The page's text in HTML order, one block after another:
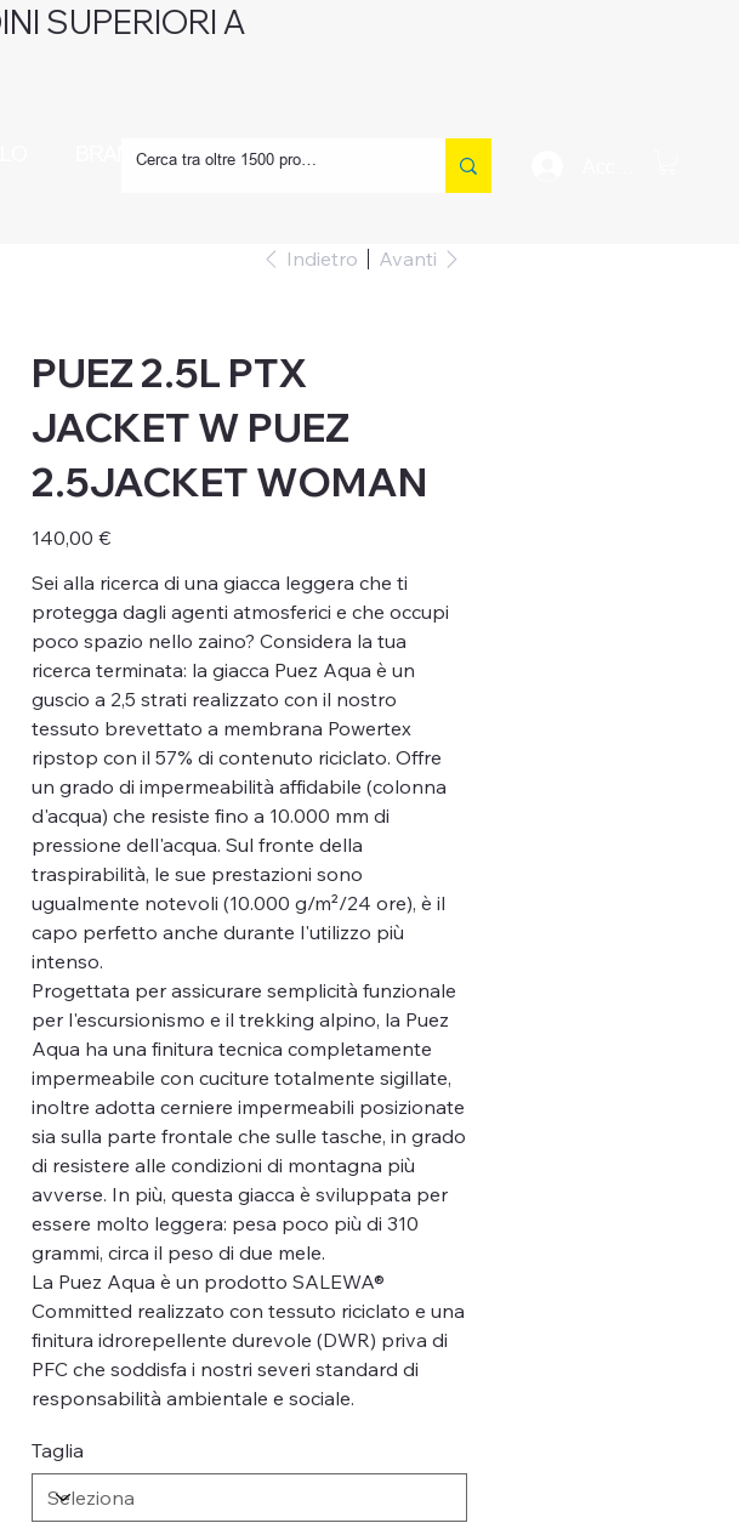
BRAND CONTATTI
SUPERIORI A
Indietro Avanti
PUEZ 2.5L PTX
JACKET W PUEZ
2.5JACKET WOMAN
Prezzo
140,00 €
Sei alla ricerca di una giacca leggera che ti
protegga dagli agenti atmosferici e che occupi
poco spazio nello zaino? Considera la tua
ricerca terminata: la giacca Puez Aqua è un
guscio a 2,5 strati realizzato con il nostro
tessuto brevettato a membrana Powertex
ripstop con il 57% di contenuto riciclato. Offre
un grado di impermeabilità affidabile (colonna
d'acqua) che resiste fino a 10.000 mm di
pressione dell'acqua. Sul fronte della
traspirabilità, le sue prestazioni sono
ugualmente notevoli (10.000 g/m²/24 ore), è il
capo perfetto anche durante l'utilizzo più
intenso.
Progettata per assicurare semplicità funzionale
per l'escursionismo e il trekking alpino, la Puez
Aqua ha una finitura tecnica completamente
impermeabile con cuciture totalmente sigillate,
inoltre adotta cerniere impermeabili posizionate
sia sulla parte frontale che sulle tasche, in grado
di resistere alle condizioni di montagna più
avverse. In più, questa giacca è sviluppata per
essere molto leggera: pesa poco più di 310
grammi, circa il peso di due mele.
La Puez Aqua è un prodotto SALEWA®
Committed realizzato con tessuto riciclato e una
finitura idrorepellente durevole (DWR) priva di
PFC che soddisfa i nostri severi standard di
responsabilità ambientale e sociale.
Taglia